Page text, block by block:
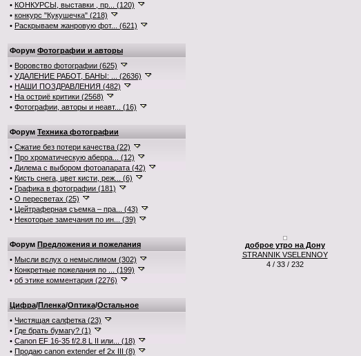
• КОНКУРСЫ, выставки , пр... (120)
• конкурс "Кукушечка" (218)
• Раскрываем жанровую фот... (621)
Форум Фотографии и авторы
• Воровство фотографии (625)
• УДАЛЕНИЕ РАБОТ, БАНЫ: ... (2636)
• НАШИ ПОЗДРАВЛЕНИЯ (482)
• На остриё критики (2568)
• Фотографии, авторы и неавт... (16)
Форум Техника фотографии
• Сжатие без потери качества (22)
• Про хроматическую аберра... (12)
• Дилема с выбором фотоапарата (42)
• Кисть снега, цвет кисти, реж... (6)
• Графика в фотографии (181)
• О пересветах (25)
• Цейтраферная съемка – пра... (43)
• Некоторые замечания по ин... (39)
Форум Предложения и пожелания
• Мысли вслух о немыслимом (302)
• Конкретные пожелания по ... (199)
• об этике комментария (2276)
Цифра/Пленка/Оптика/Остальное
• Чистящая салфетка (23)
• Где брать бумагу? (1)
• Canon EF 16-35 f/2.8 L II или... (18)
• Продаю canon extender ef 2x III (8)
доброе утро на Дону
STRANNIK VSELENNOY
4 / 33 / 232